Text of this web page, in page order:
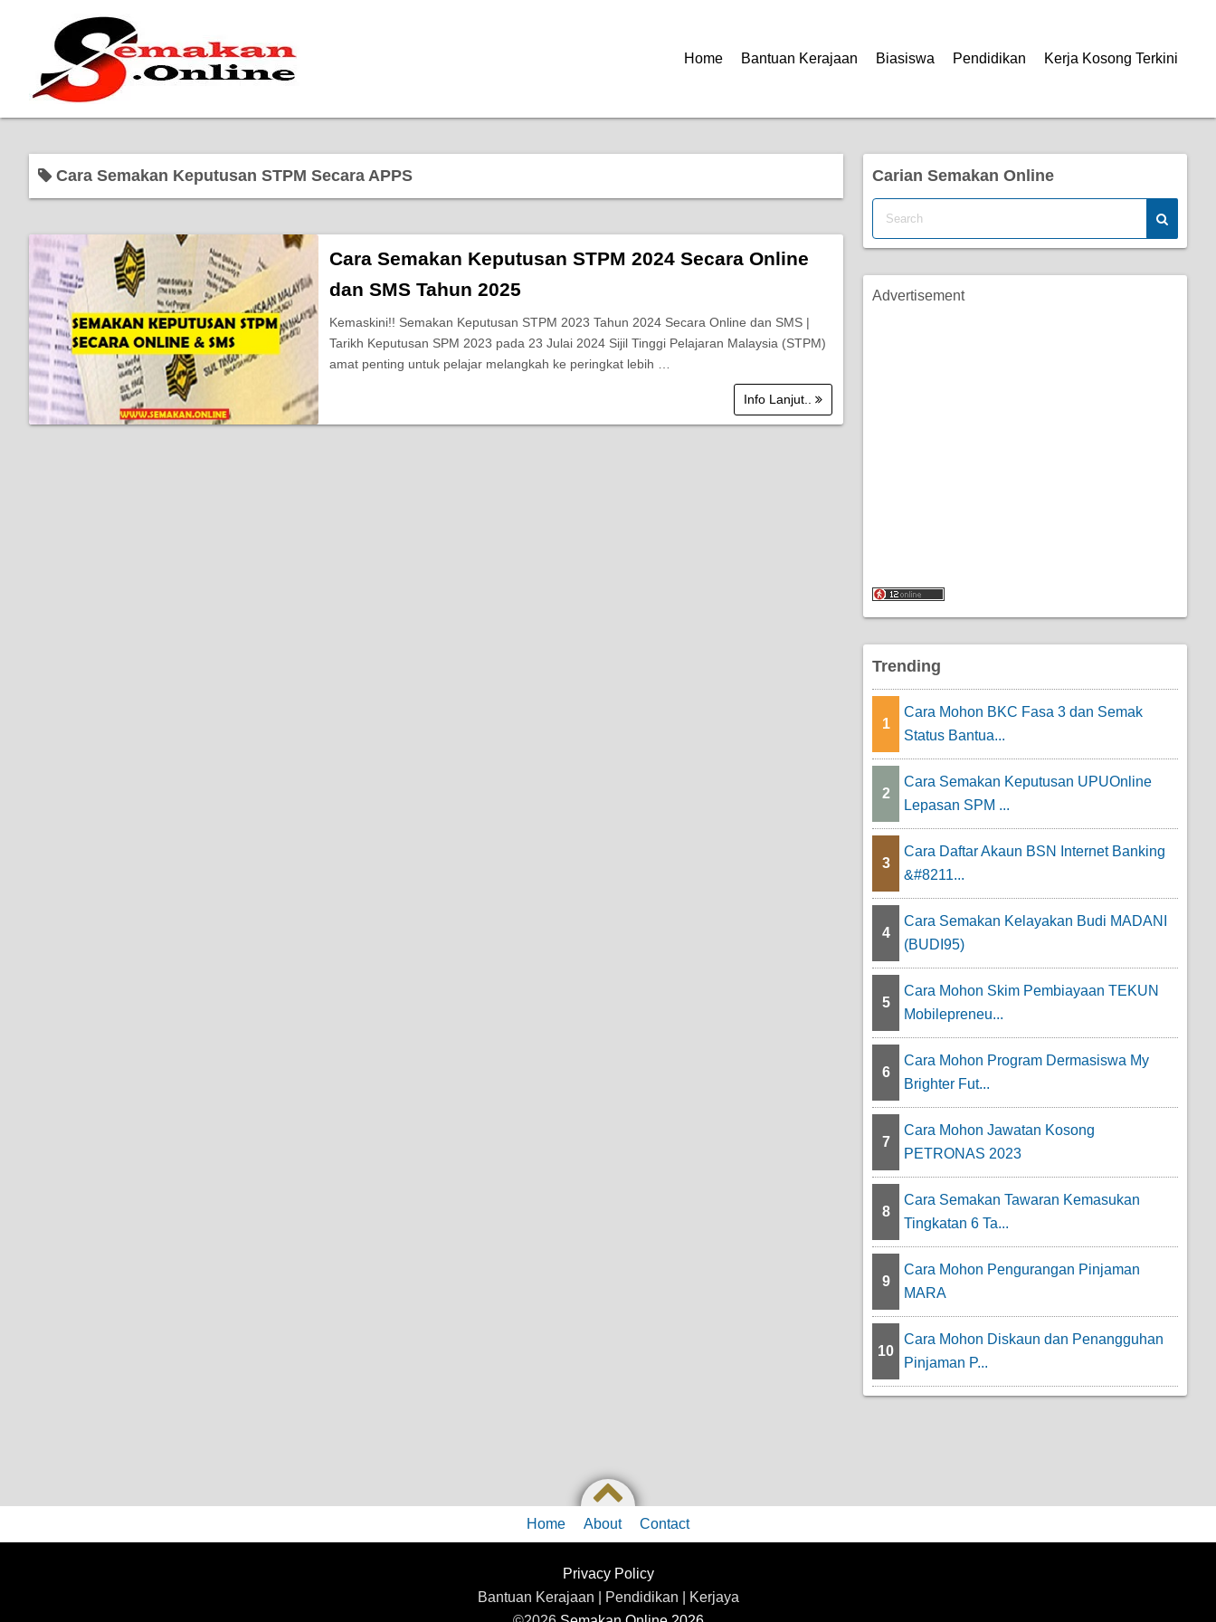
Home Bantuan Kerajaan Biasiswa Pendidikan Kerja Kosong Terkini
Cara Semakan Keputusan STPM Secara APPS
Cara Semakan Keputusan STPM 2024 Secara Online
dan SMS Tahun 2025
Kemaskini!! Semakan Keputusan STPM 2023 Tahun 2024 Secara Online dan SMS |
Tarikh Keputusan SPM 2023 pada 23 Julai 2024 Sijil Tinggi Pelajaran Malaysia (STPM)
amat penting untuk pelajar melangkah ke peringkat lebih …
Info Lanjut..
Carian Semakan Online
Advertisement
Trending
1
Cara Mohon BKC Fasa 3 dan Semak
Status Bantua...
2
Cara Semakan Keputusan UPUOnline
Lepasan SPM ...
3
Cara Daftar Akaun BSN Internet Banking
&#8211...
4
Cara Semakan Kelayakan Budi MADANI
(BUDI95)
5
Cara Mohon Skim Pembiayaan TEKUN
Mobilepreneu...
6
Cara Mohon Program Dermasiswa My
Brighter Fut...
7
Cara Mohon Jawatan Kosong
PETRONAS 2023
8
Cara Semakan Tawaran Kemasukan
Tingkatan 6 Ta...
9
Cara Mohon Pengurangan Pinjaman
MARA
10
Cara Mohon Diskaun dan Penangguhan
Pinjaman P...
Home About Contact
Privacy Policy
Bantuan Kerajaan | Pendidikan | Kerjaya